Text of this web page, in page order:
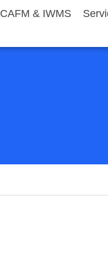
CAFM & IWMS